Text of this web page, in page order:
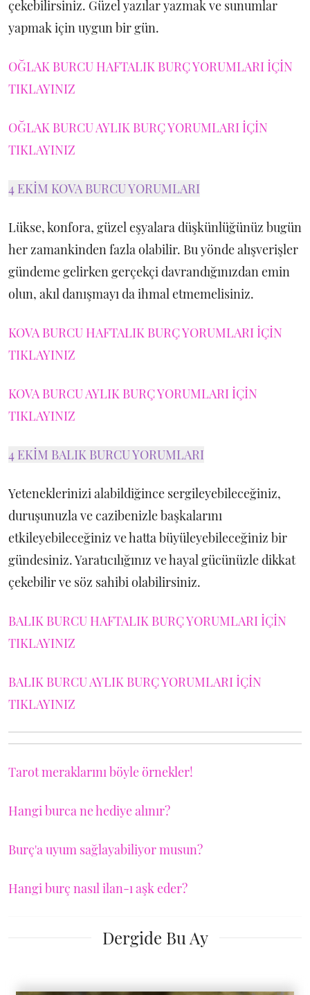
çekebilirsiniz. Güzel yazılar yazmak ve sunumlar
yapmak için uygun bir gün.
OĞLAK BURCU HAFTALIK BURÇ YORUMLARI İÇİN
TIKLAYINIZ
OĞLAK BURCU AYLIK BURÇ YORUMLARI İÇİN
TIKLAYINIZ
4 EKİM KOVA BURCU YORUMLARI
Lükse, konfora, güzel eşyalara düşkünlüğünüz bugün
her zamankinden fazla olabilir. Bu yönde alışverişler
gündeme gelirken gerçekçi davrandığınızdan emin
olun, akıl danışmayı da ihmal etmemelisiniz.
KOVA BURCU HAFTALIK BURÇ YORUMLARI İÇİN
TIKLAYINIZ
KOVA BURCU AYLIK BURÇ YORUMLARI İÇİN
TIKLAYINIZ
4 EKİM BALIK BURCU YORUMLARI
Yeteneklerinizi alabildiğince sergileyebileceğiniz,
duruşunuzla ve cazibenizle başkalarını
etkileyebileceğiniz ve hatta büyüleyebileceğiniz bir
gündesiniz. Yaratıcılığınız ve hayal gücünüzle dikkat
çekebilir ve söz sahibi olabilirsiniz.
BALIK BURCU HAFTALIK BURÇ YORUMLARI İÇİN
TIKLAYINIZ
BALIK BURCU AYLIK BURÇ YORUMLARI İÇİN
TIKLAYINIZ
Tarot meraklarını böyle örnekler!
Hangi burca ne hediye alınır?
Burç'a uyum sağlayabiliyor musun?
Hangi burç nasıl ilan-ı aşk eder?
Dergide Bu Ay